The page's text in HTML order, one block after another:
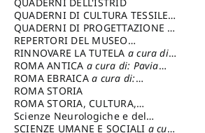
conservazione del patrimonio
archivistico e librario
QUADERNI DI CULTURA TESSILEa
cura di: Crispolti Livia
QUADERNI DI PROGETTAZIONE a
cura di: Giura Longo Tommaso
REPERTORI DEL MUSEO
CENTRALE DEL RISORGIMENTOa
cura di: Pizzo Marco
RINNOVARE LA TUTELA a cura di:
Cicalò Enrico
ROMA ANTICA a cura di: Pavia
Carlo
ROMA EBRAICAa cura di:
Procaccia Claudio
ROMA STORIA
ROMA STORIA, CULTURA,
IMMAGINEa cura di: Fagiolo
Marcello
Scienze Neurologiche e del
Comportamento
SCIENZE UMANE E SOCIALI a cura